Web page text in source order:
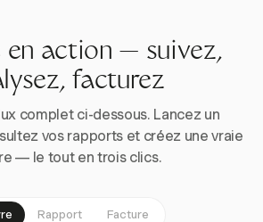
en action — suivez,
facturez
complet ci-dessous. Lancez un
vos rapports et créez une vraie
— le tout en trois clics.
Rapport Facture